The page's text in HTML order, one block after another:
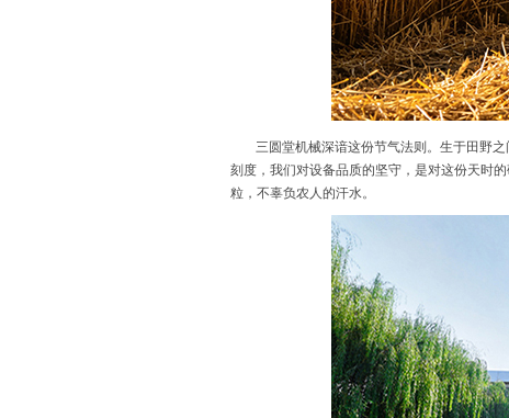
三圆堂机械深谙这份节气法则。生于田野
刻度，我们对设备品质的坚守，是对这份天时
粒，不辜负农人的汗水。